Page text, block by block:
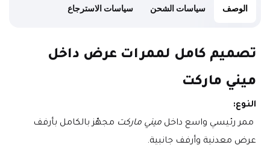
الوصف سياسات الشحن سياسات الاسترجاع
ميني ماركت
النوع:
ميني ماركت
عرض معدنية وأرفف جانبية.